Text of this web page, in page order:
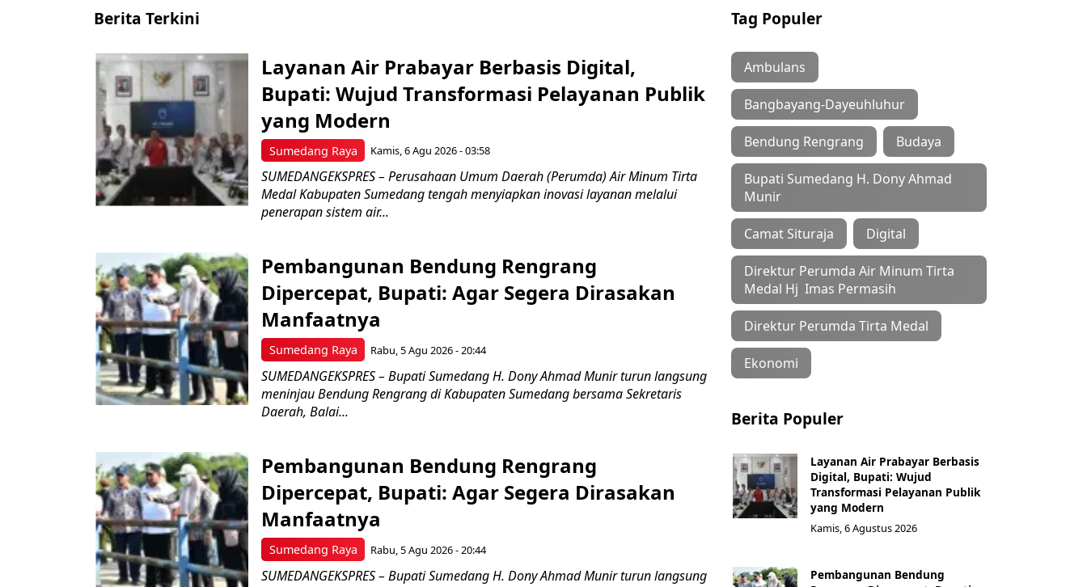
Berita Terkini
Sumedang Raya
Layanan Air Prabayar Berbasis Digital,
Bupati: Wujud Transformasi Pelayanan Publik
yang Modern
Kamis, 6 Agu 2026 - 03:58
SUMEDANGEKSPRES – Perusahaan Umum Daerah (Perumda) Air Minum Tirta
Medal Kabupaten Sumedang tengah menyiapkan inovasi layanan melalui
penerapan sistem air...
Sumedang Raya
Pembangunan Bendung Rengrang
Dipercepat, Bupati: Agar Segera Dirasakan
Manfaatnya
Rabu, 5 Agu 2026 - 20:44
SUMEDANGEKSPRES – Bupati Sumedang H. Dony Ahmad Munir turun langsung
meninjau Bendung Rengrang di Kabupaten Sumedang bersama Sekretaris
Daerah, Balai...
Sumedang Raya
Pembangunan Bendung Rengrang
Dipercepat, Bupati: Agar Segera Dirasakan
Manfaatnya
Rabu, 5 Agu 2026 - 20:44
SUMEDANGEKSPRES – Bupati Sumedang H. Dony Ahmad Munir turun langsung
Tag Populer
Ambulans
Bangbayang-Dayeuhluhur
Bendung Rengrang Budaya
Bupati Sumedang H. Dony Ahmad
Munir
Camat Situraja Digital
Direktur Perumda Air Minum Tirta
Medal Hj Imas Permasih
Direktur Perumda Tirta Medal
Ekonomi
Berita Populer
Layanan Air Prabayar Berbasis
Digital, Bupati: Wujud
Transformasi Pelayanan Publik
yang Modern
Kamis, 6 Agustus 2026
Pembangunan Bendung